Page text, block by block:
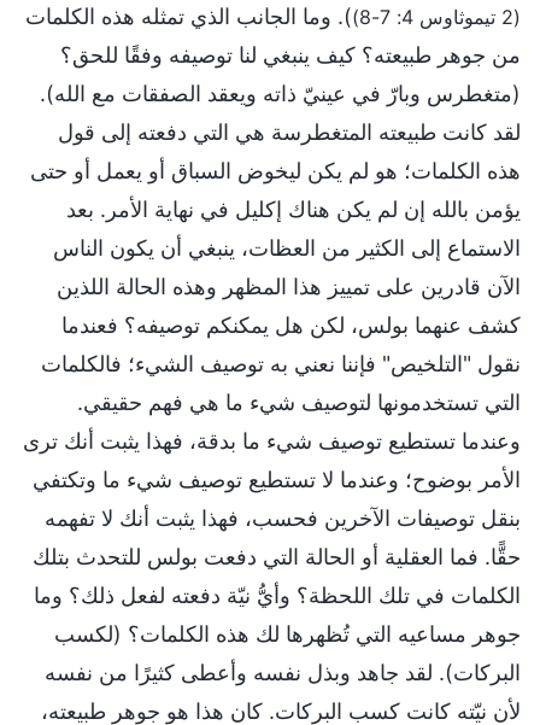
(2 تيموثاوس 4: 7-8)
). وما الجانب الذي تمثله هذه الكلمات
من جوهر طبيعته؟ كيف ينبغي لنا توصيفه وفقًا للحق؟
(متغطرس وبارّ في عينيّ ذاته ويعقد الصفقات مع الله).
لقد كانت طبيعته المتغطرسة هي التي دفعته إلى قول
هذه الكلمات؛ هو لم يكن ليخوض السباق أو يعمل أو حتى
يؤمن بالله إن لم يكن هناك إكليل في نهاية الأمر. بعد
الاستماع إلى الكثير من العظات، ينبغي أن يكون الناس
الآن قادرين على تمييز هذا المظهر وهذه الحالة اللذين
كشف عنهما بولس، لكن هل يمكنكم توصيفه؟ فعندما
نقول "التلخيص" فإننا نعني به توصيف الشيء؛ فالكلمات
التي تستخدمونها لتوصيف شيء ما هي فهم حقيقي.
وعندما تستطيع توصيف شيء ما بدقة، فهذا يثبت أنك ترى
الأمر بوضوح؛ وعندما لا تستطيع توصيف شيء ما وتكتفي
بنقل توصيفات الآخرين فحسب، فهذا يثبت أنك لا تفهمه
حقًّا. فما العقلية أو الحالة التي دفعت بولس للتحدث بتلك
الكلمات في تلك اللحظة؟ وأيُّ نيّة دفعته لفعل ذلك؟ وما
جوهر مساعيه التي تُظهرها لك هذه الكلمات؟ (لكسب
البركات). لقد جاهد وبذل نفسه وأعطى كثيرًا من نفسه
لأن نيّته كانت كسب البركات. كان هذا هو جوهر طبيعته،